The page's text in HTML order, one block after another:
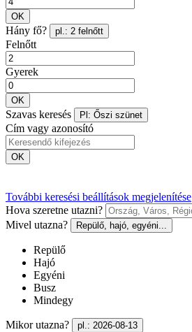
OK
Hány fő? pl.: 2 felnőtt
Felnőtt
Gyerek
OK
Szavas keresés Pl: Őszi szünet
Cím vagy azonosító
OK
További keresési beállítások megjelenítése
Hova szeretne utazni?
Mivel utazna?
Repülő, hajó, egyéni...
Repülő
Hajó
Egyéni
Busz
Mindegy
Mikor utazna? pl.: 2026-08-13